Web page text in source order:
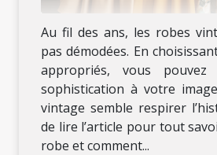
Au fil des ans, les robes
pas démodées. En
appropriés, vous
sophistication à votre
vintage semble respirer
de lire l’article pour tout
robe et comment...